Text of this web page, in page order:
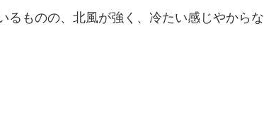
るものの、北風が強く、冷たい感じやからな